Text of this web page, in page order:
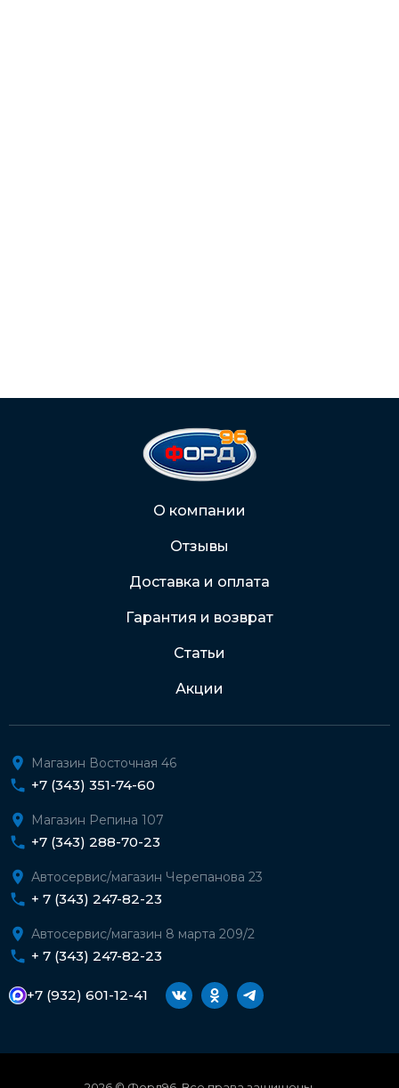
О компании
Отзывы
Доставка и оплата
Гарантия и возврат
Статьи
Акции
Магазин Восточная 46
+7 (343) 351-74-60
Магазин Репина 107
+7 (343) 288-70-23
Автосервис/магазин Черепанова 23
+ 7 (343) 247-82-23
Автосервис/магазин 8 марта 209/2
+ 7 (343) 247-82-23
+7 (932) 601-12-41